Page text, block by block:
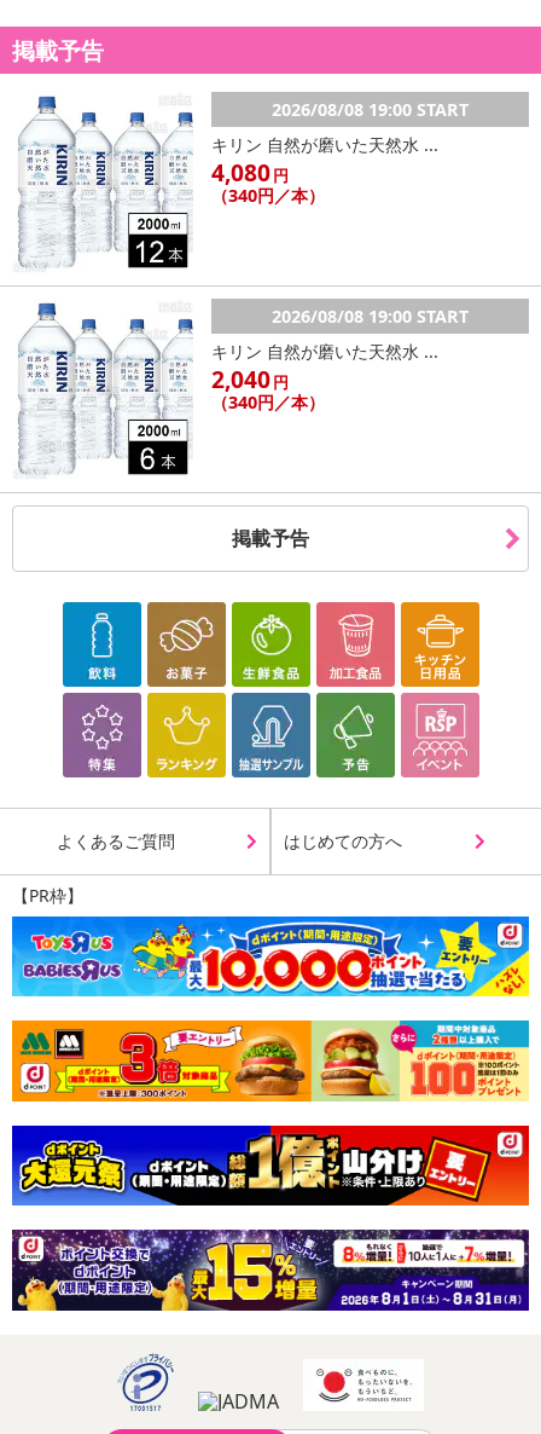
※お申込み後のキャンセルはお受けできません。
記載されている内容を必ずご確認いただき、お届けする商品セット
にご納得いただきましたうえでお申し込みください。
※パッケージ変更や商品リニューアル（成分など含む）等により、
参考の掲載画像や画像内のバーコードなど、お届け商品と多少異な
る場合がございます。
また、[新たな加工食品の原料原産地表示制度]の経過措置期間の終
了により、商品詳細内に記載の原産国・原材料の表記が旧表記の場
合がございます。
あらかじめご了承いただいた上でお申込みください。なお、本理由
によるお申込み後のキャンセル・返品交換は対応いたしかねます。
【お支払いについて】
※送料はお試し費用に含まれております。
※d払い、PayPay、au PAY、au PAY（auかんたん決済）、ソフトバ
ンクまとめて支払い、楽天ペイ、メルペイ、AEON Pay、Amazon
Pay、Amazon Payでお支払いの場合、決済のため外部サイトへ遷
移します。
※予約商品は決済手段ごとに定められた決済期限日にお支払いを完
了することがございます。ご了承いただいたうえでお申し込みくだ
【配送伝票番号について】
※配送形態がメール便の商品については、商品の発送完了後、配送
伝票番号がマイページに表示されない場合もございます。
【配送日時の指定について】
配送日、配送時間が異なる可能性がございます。
カート機能をご利用の場合は、配送日時指定をご利用いただけませ
ん。
発送日カレンダー
休業日
■その他共通および商品カテゴリー別注意事項（※必ずご確認くだ
さい）
掲載予告
2026/08/08 19:00 START
キリン 自然が磨いた天然水 ...
4,080円
（340円／本）
2026/08/08 19:00 START
キリン 自然が磨いた天然水 ...
2,040円
（340円／本）
掲載予告
よくあるご質問 はじめての方へ
【PR枠】